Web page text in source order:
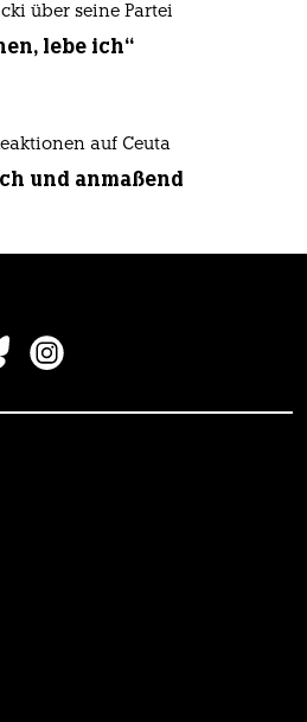
über seine Partei
lebe ich“
auf Ceuta
und anmaßend